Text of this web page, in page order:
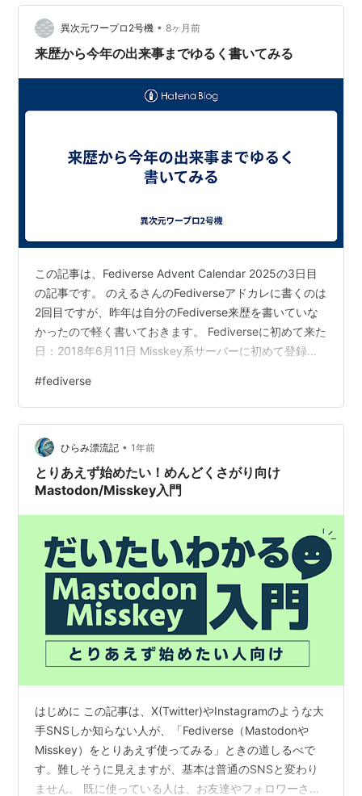
事情をURLの構造とともに調べてまとめることにした。
なお、本記事はHyperborea: Kels…
異次元ワープロ2号機 • 8ヶ月前
来歴から今年の出来事までゆるく書いてみる
この記事は、Fediverse Advent Calendar 2025の3日目
の記事です。 のえるさんのFediverseアドカレに書くのは
2回目ですが、昨年は自分のFediverse来歴を書いていな
かったので軽く書いておきます。 Fediverseに初めて来た
日：2018年6月11日 Misskey系サーバーに初めて登録し
あり、サービス終了したものを除く5個*1はアカウントが
現存しています。長いこと、マストドン系が良いと考え
ていましたが、いまはMisskey系も良いなぁ*2と思って
います。 今までに寄付したもの Misskey（ソフ…
#fediverse
ひらみ漂流記 • 1年前
とりあえず始めたい！めんどくさがり向け
Mastodon/Misskey入門
はじめに この記事は、X(Twitter)やInstagramのような大
手SNSしか知らない人が、「Fediverse（Mastodonや
Misskey）をとりあえず使ってみる」ときの道しるべで
す。難しそうに見えますが、基本は普通のSNSと変わり
ません。 既に使っている人は、お友達やフォロワーさん